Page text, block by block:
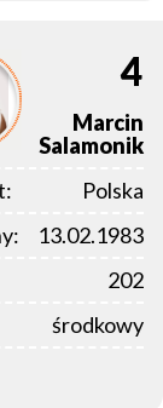
4
Marcin
Salamonik
Polska
13.02.1983
202
środkowy